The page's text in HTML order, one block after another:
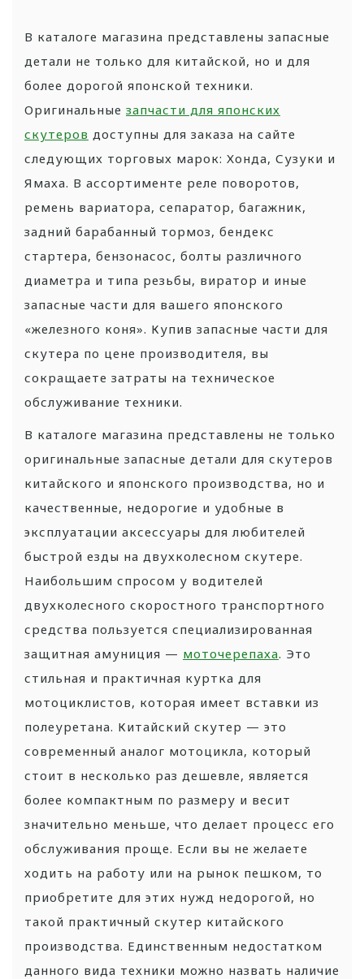
В каталоге магазина представлены запасные
детали не только для китайской, но и для
более дорогой японской техники.
Оригинальные запчасти для японских
скутеров доступны для заказа на сайте
следующих торговых марок: Хонда, Сузуки и
Ямаха. В ассортименте реле поворотов,
ремень вариатора, сепаратор, багажник,
задний барабанный тормоз, бендекс
стартера, бензонасос, болты различного
диаметра и типа резьбы, виратор и иные
запасные части для вашего японского
«железного коня». Купив запасные части для
скутера по цене производителя, вы
сокращаете затраты на техническое
обслуживание техники.
В каталоге магазина представлены не только
оригинальные запасные детали для скутеров
китайского и японского производства, но и
качественные, недорогие и удобные в
эксплуатации аксессуары для любителей
быстрой езды на двухколесном скутере.
Наибольшим спросом у водителей
двухколесного скоростного транспортного
средства пользуется специализированная
защитная амуниция — моточерепаха. Это
стильная и практичная куртка для
мотоциклистов, которая имеет вставки из
полеуретана. Китайский скутер — это
современный аналог мотоцикла, который
стоит в несколько раз дешевле, является
более компактным по размеру и весит
значительно меньше, что делает процесс его
обслуживания проще. Если вы не желаете
ходить на работу или на рынок пешком, то
приобретите для этих нужд недорогой, но
такой практичный скутер китайского
производства. Единственным недостатком
данного вида техники можно назвать наличие